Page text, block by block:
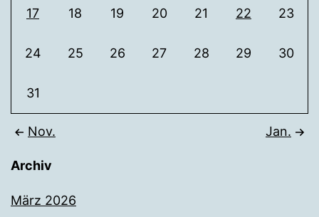
17 18 19 20 21 22 23
24 25 26 27 28 29 30
31
Nov. Jan.
Archiv
März 2026